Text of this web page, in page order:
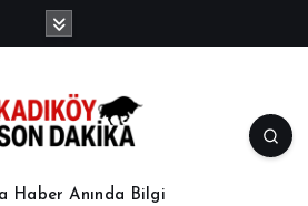
Haber Anında Bilgi